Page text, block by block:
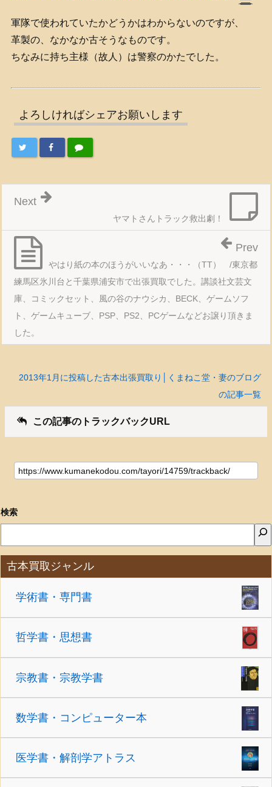
軍隊で使われていたかどうかはわからないのですが、
革製の、なかなか古そうなものです。
ちなみに持ち主様（故人）は警察のかたでした。
よろしければシェアお願いします
ヤマトさんトラック救出劇！
Next
やはり紙の本のほうがいいなあ・・・（TT） /東京都
練馬区氷川台と千葉県浦安市で出張買取でした。講談社文芸文
庫、コミックセット、風の谷のナウシカ、BECK、ゲームソフ
ト、ゲームキューブ、PSP、PS2、PCゲームなどお譲り頂きま
した。
Prev
2013年1月に投稿した古本出張買取り│くまねこ堂・妻のブログ
の記事一覧
この記事のトラックバックURL
検索
古本買取ジャンル
学術書・専門書
哲学書・思想書
宗教書・宗教学書
数学書・コンピューター本
医学書・解剖学アトラス